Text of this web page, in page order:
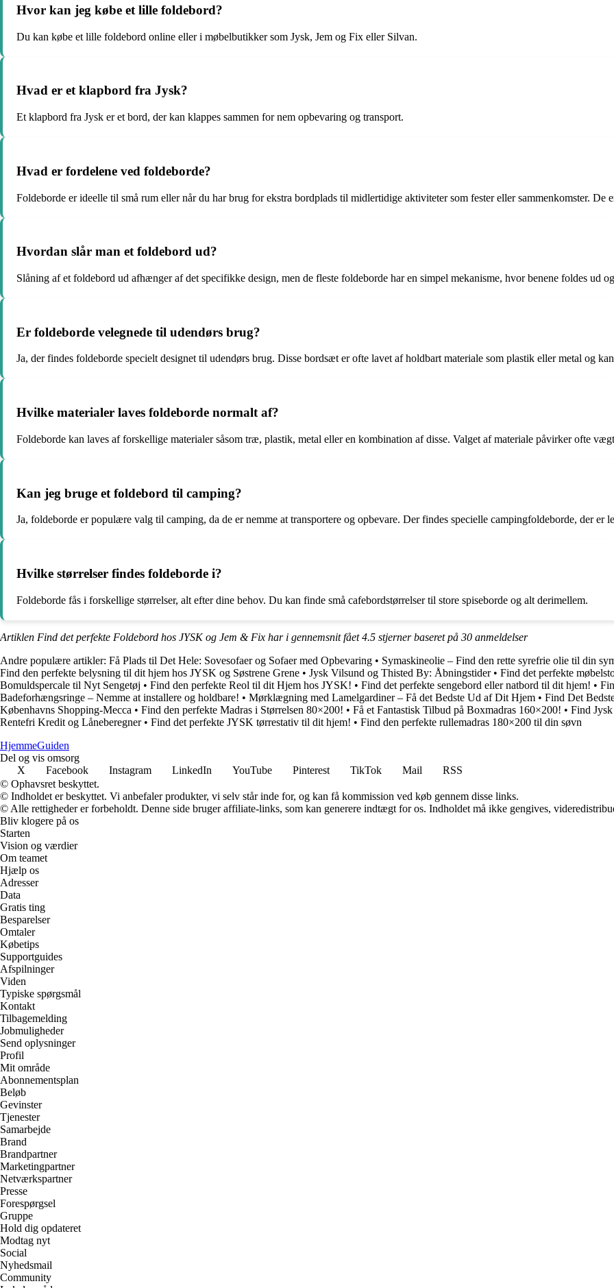
Hvor kan jeg købe et lille foldebord?
Du kan købe et lille foldebord online eller i møbelbutikker som Jysk, Jem og Fix eller Silvan.
Hvad er et klapbord fra Jysk?
Et klapbord fra Jysk er et bord, der kan klappes sammen for nem opbevaring og transport.
Hvad er fordelene ved foldeborde?
Foldeborde er ideelle til små rum eller når du har brug for ekstra bordplads til midlertidige aktiviteter som fester eller sammenkomster. De
Hvordan slår man et foldebord ud?
Slåning af et foldebord ud afhænger af det specifikke design, men de fleste foldeborde har en simpel mekanisme, hvor benene foldes ud
Er foldeborde velegnede til udendørs brug?
Ja, der findes foldeborde specielt designet til udendørs brug. Disse bordsæt er ofte lavet af holdbart materiale som plastik eller metal og
Hvilke materialer laves foldeborde normalt af?
Foldeborde kan laves af forskellige materialer såsom træ, plastik, metal eller en kombination af disse. Valget af materiale påvirker ofte
Kan jeg bruge et foldebord til camping?
Ja, foldeborde er populære valg til camping, da de er nemme at transportere og opbevare. Der findes specielle campingfoldeborde, der er
Hvilke størrelser findes foldeborde i?
Foldeborde fås i forskellige størrelser, alt efter dine behov. Du kan finde små cafebordstørrelser til store spiseborde og alt derimellem.
Artiklen Find det perfekte Foldebord hos JYSK og Jem & Fix har i gennemsnit fået4.5 stjerner baseret på 30 anmeldelser
Andre populære artikler: Få Plads til Det Hele: Sovesofaer og Sofaer med Opbevaring • Symaskineolie – Find den rette syrefrie olie til din
Find den perfekte belysning til dit hjem hos JYSK og Søstrene Grene • Jysk Vilsund og Thisted By: Åbningstider• Find det perfekte
Bomuldspercale til Nyt Sengetøj • Find den perfekte Reol til dit Hjem hos JYSK! • Find det perfekte sengebord eller natbord til dit hjem! •
Badeforhængsringe – Nemme at installere og holdbare! • Mørklægning med Lamelgardiner – Få det Bedste Ud af Dit Hjem • Find Det
Københavns Shopping-Mecca • Find den perfekte Madras i Størrelsen 80×200! • Få et Fantastisk Tilbud på Boxmadras 160×200! • Find
Rentefri Kredit og Låneberegner• Find det perfekte JYSK tørrestativ til dit hjem! • Find den perfekte rullemadras 180×200 til din søvn
HjemmeGuiden
Del og vis omsorg
X
Facebook Instagram LinkedIn YouTube Pinterest TikTok Mail
RSS
© Ophavsret beskyttet.
© Indholdet er beskyttet. Vi anbefaler produkter, vi selv står inde for, og kan få kommission ved køb gennem disse links.
© Alle rettigheder er forbeholdt. Denne side bruger affiliate-links, som kan generere indtægt for os. Indholdet må ikke gengives,
Bliv klogere på os
Starten
Vision og værdier
Om teamet
Hjælp os
Adresser
Data
Gratis ting
Besparelser
Omtaler
Købetips
Supportguides
Afspilninger
Viden
Typiske spørgsmål
Kontakt
Tilbagemelding
Jobmuligheder
Send oplysninger
Profil
Mit område
Abonnementsplan
Beløb
Gevinster
Tjenester
Samarbejde
Brand
Brandpartner
Marketingpartner
Netværkspartner
Presse
Forespørgsel
Gruppe
Hold dig opdateret
Modtag nyt
Social
Nyhedsmail
Community